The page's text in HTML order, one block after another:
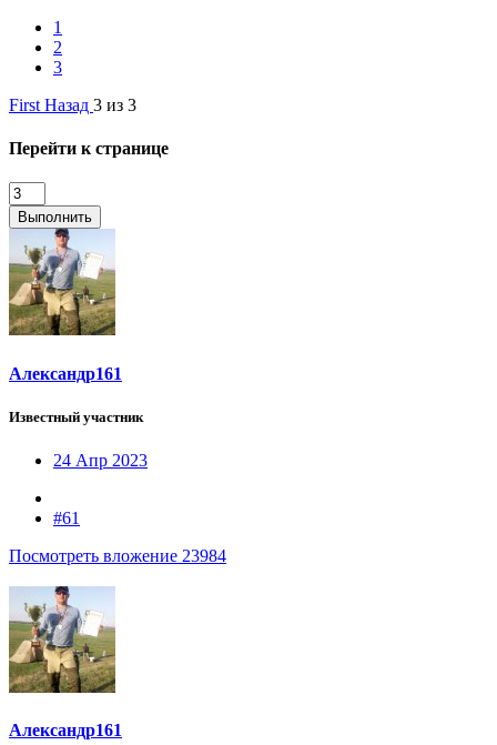
1
2
3
First Назад 3 из 3
Перейти к странице
Выполнить
Александр161
Известный участник
24 Апр 2023
#61
Посмотреть вложение 23984
Александр161